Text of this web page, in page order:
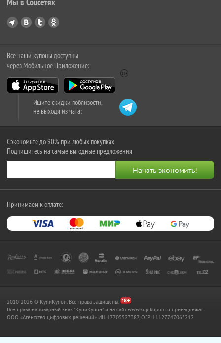
Все наши купоны доступны
через Мобильное Приложение:
Ищите скидки поблизости,
не выходя из чата:
Сэкономьте до 90% при любых покупках
Подпишитесь на самые выгодные предложения
Принимаем к оплате:
2010-2026 © КупиКупон. Все права защищены.
Все права на товарный знак "КупиКупон" и на сайт www.kupikupon.ru принадлежат
OOO «Агентство цифровых решений» ИНН 7705523387, ОГРН 1127747063212